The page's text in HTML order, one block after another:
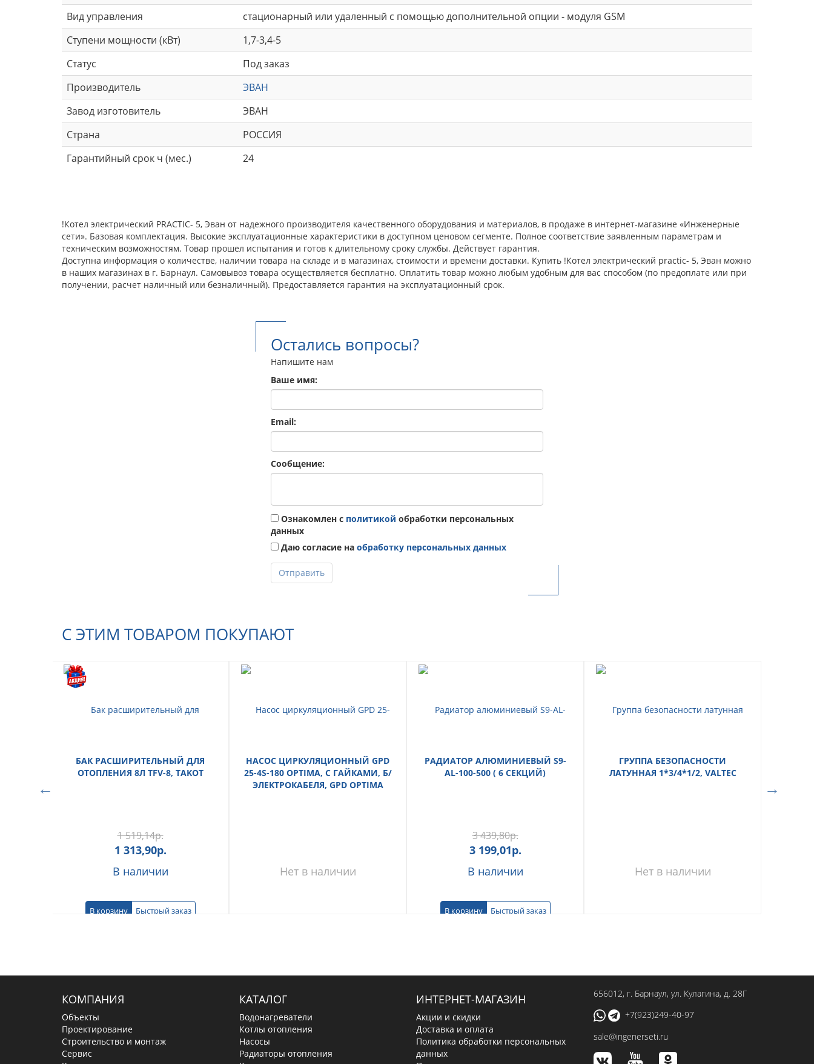
Вид управления
стационарный или удаленный с помощью дополнительной опции - модуля GSM
Ступени мощности (кВт)
1,7-3,4-5
Статус
Под заказ
Производитель
ЭВАН
Завод изготовитель
ЭВАН
Страна
РОССИЯ
Гарантийный срок ч (мес.)
24
!Котел электрический PRACTIC- 5, Эван от надежного производителя качественного оборудования и материалов, в продаже в интернет-магазине «Инженерные
сети». Базовая комплектация. Высокие эксплуатационные характеристики в доступном ценовом сегменте. Полное соответствие заявленным параметрам и
техническим возможностям. Товар прошел испытания и готов к длительному сроку службы. Действует гарантия.
Доступна информация о количестве, наличии товара на складе и в магазинах, стоимости и времени доставки. Купить !Котел электрический practic- 5, Эван можно
в наших магазинах в г. Барнаул. Самовывоз товара осуществляется бесплатно. Оплатить товар можно любым удобным для вас способом (по предоплате или при
получении, расчет наличный или безналичный). Предоставляется гарантия на эксплуатационный срок.
Остались вопросы?
Напишите нам
Ваше имя:
Email:
Сообщение:
Ознакомлен с политикой обработки персональных
данных
Даю согласие на обработку персональных данных
Отправить
С ЭТИМ ТОВАРОМ ПОКУПАЮТ
БАК РАСШИРИТЕЛЬНЫЙ ДЛЯ
ОТОПЛЕНИЯ 8Л TFV-8, TAKOT
1 519,14р.
1 313,90р.
В наличии
В корзину Быстрый заказ
НАСОС ЦИРКУЛЯЦИОННЫЙ GPD
25-4S-180 OPTIMA, С ГАЙКАМИ, Б/
ЭЛЕКТРОКАБЕЛЯ, GPD OPTIMA
Нет в наличии
РАДИАТОР АЛЮМИНИЕВЫЙ S9-
AL-100-500 ( 6 СЕКЦИЙ)
3 439,80р.
3 199,01р.
В наличии
В корзину Быстрый заказ
ГРУППА БЕЗОПАСНОСТИ
ЛАТУННАЯ 1*3/4*1/2, VALTEC
Нет в наличии
КОМПАНИЯ
Объекты
Проектирование
Строительство и монтаж
Сервис
КАТАЛОГ
Водонагреватели
Котлы отопления
Насосы
Радиаторы отопления
ИНТЕРНЕТ-МАГАЗИН
Акции и скидки
Доставка и оплата
Политика обработки персональных
данных
656012, г. Барнаул, ул. Кулагина, д. 28Г
+7(923)249-40-97
sale@ingenerseti.ru